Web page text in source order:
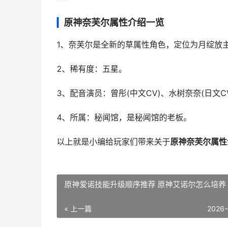
原神奈芙尔属性介绍一览
1、奈芙尔是全新的草属性角色，定位为月绽放
2、稀有度：五星。
3、配音演员：曾彤(中文CV)、水树奈奈(日文
4、所属：秘闻馆，是秘闻馆的老板。
以上就是小编给玩家们带来关于原神奈芙尔属
原神爱诺技能升级顺序推荐 原神艾诺尔怎么培养
« 上一篇